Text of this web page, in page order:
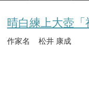
晴白練上大壺「
作家名 松井 康成